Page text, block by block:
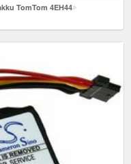
TomTom 4EH44